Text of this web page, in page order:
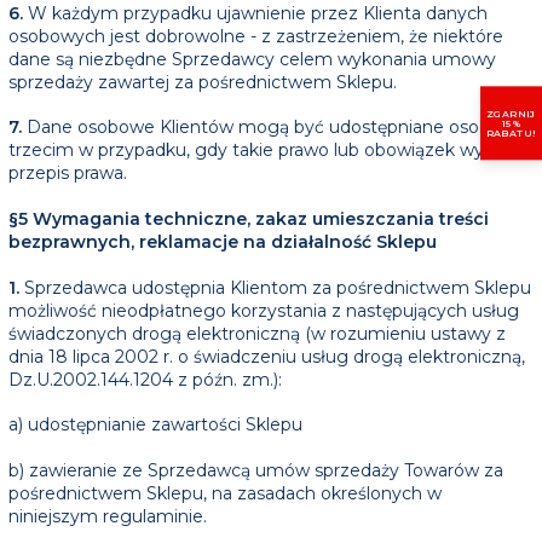
6. W każdym przypadku ujawnienie przez Klienta danych
osobowych jest dobrowolne - z zastrzeżeniem, że niektóre
dane są niezbędne Sprzedawcy celem wykonania umowy
sprzedaży zawartej za pośrednictwem Sklepu.
7. Dane osobowe Klientów mogą być udostępniane osobom
trzecim w przypadku, gdy takie prawo lub obowiązek wynika z
przepis prawa.
§5 Wymagania techniczne, zakaz umieszczania treści
bezprawnych, reklamacje na działalność Sklepu
1. Sprzedawca udostępnia Klientom za pośrednictwem Sklepu
możliwość nieodpłatnego korzystania z następujących usług
świadczonych drogą elektroniczną (w rozumieniu ustawy z
dnia 18 lipca 2002 r. o świadczeniu usług drogą elektroniczną,
Dz.U.2002.144.1204 z późn. zm.):
a) udostępnianie zawartości Sklepu
b) zawieranie ze Sprzedawcą umów sprzedaży Towarów za
pośrednictwem Sklepu, na zasadach określonych w
niniejszym regulaminie.
ZGARNIJ
15%
RABATU!